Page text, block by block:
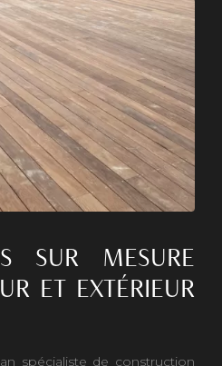
SUR MESURE
ET EXTÉRIEUR
spécialiste de construction